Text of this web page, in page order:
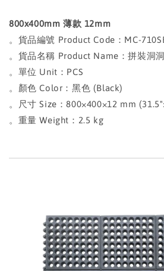
800x400mm 薄款 12mm
。貨品編號 Product Code：MC-
。貨品名稱 Product Name：拼裝洞
。單位 Unit：PCS
。顏色 Color：黑色 (Black)
。尺寸 Size：800×400×12 mm
。重量 Weight：2.5 kg